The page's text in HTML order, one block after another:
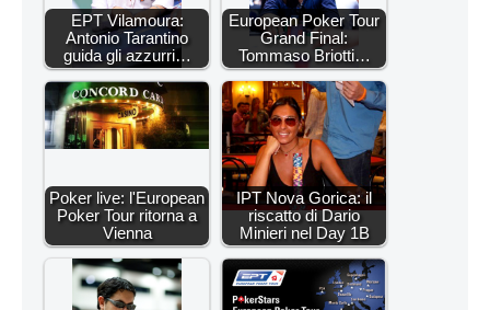
EPT Vilamoura:
Antonio Tarantino
guida gli azzurri…
European Poker Tour
Grand Final:
Tommaso Briotti…
Poker live: l'European
Poker Tour ritorna a
Vienna
IPT Nova Gorica: il
riscatto di Dario
Minieri nel Day 1B